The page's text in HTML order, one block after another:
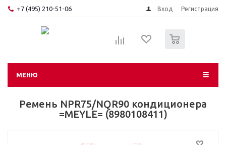
+7 (495) 210-51-06 Вход Регистрация
МЕНЮ
Ремень NPR75/NQR90 кондиционера
=MEYLE= (8980108411)